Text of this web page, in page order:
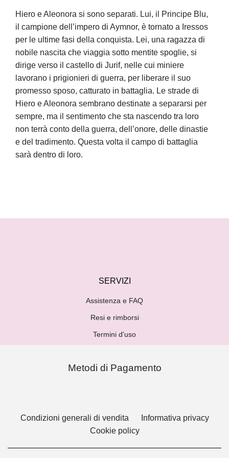
Hiero e Aleonora si sono separati. Lui, il Principe Blu,
il campione dell’impero di Aymnor, è tornato a Iressos
per le ultime fasi della conquista. Lei, una ragazza di
nobile nascita che viaggia sotto mentite spoglie, si
dirige verso il castello di Jurif, nelle cui miniere
lavorano i prigionieri di guerra, per liberare il suo
promesso sposo, catturato in battaglia. Le strade di
Hiero e Aleonora sembrano destinate a separarsi per
sempre, ma il sentimento che sta nascendo tra loro
non terrà conto della guerra, dell’onore, delle dinastie
e del tradimento. Questa volta il campo di battaglia
sarà dentro di loro.
SERVIZI
Assistenza e FAQ
Resi e rimborsi
Termini d'uso
Metodi di Pagamento
Condizioni generali di vendita
Informativa privacy
Cookie policy